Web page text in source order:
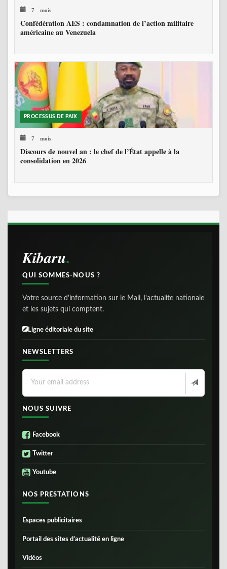
7 mois
Confédération AES : condamnation de l’action militaire
américaine au Venezuela
PROCESSUS DE PAIX
7 mois
Discours de nouvel an : le chef de l’État appelle à la
consolidation en 2026
Kibaru
QUI SOMMES-NOUS ?
Votre source d'information sur le Mali, l'actualite nationale
et les sujets qui comptent.
Ligne éditoriale du site
NEWSLETTERS
NOUS SUIVRE
Facebook
Twitter
Youtube
NOS PRESTATIONS
Espaces publicitaires
Portail des sites d’actualité en ligne
Vidéos